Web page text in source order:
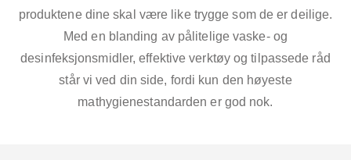
produktene dine skal være like trygge som de er deilige.
Med en blanding av pålitelige vaske- og
desinfeksjonsmidler, effektive verktøy og tilpassede råd
står vi ved din side, fordi kun den høyeste
mathygienestandarden er god nok.